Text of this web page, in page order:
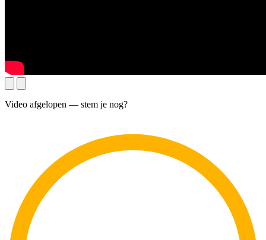
Video afgelopen — stem je nog?